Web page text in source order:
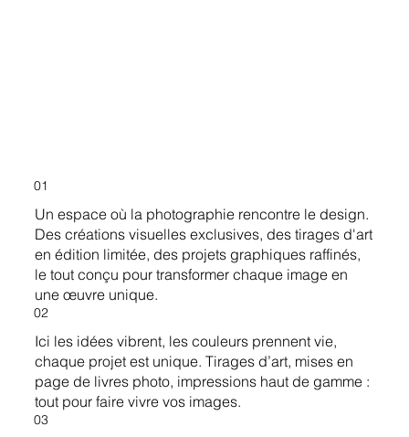
Un espace où la photographie rencontre le design.
Des créations visuelles exclusives, des tirages d'art
en édition limitée, des projets graphiques raffinés,
le tout conçu pour transformer chaque image en
une œuvre unique.
01
Ici les idées vibrent, les couleurs prennent vie,
chaque projet est unique. Tirages d’art, mises en
page de livres photo, impressions haut de gamme :
tout pour faire vivre vos images.
02
03